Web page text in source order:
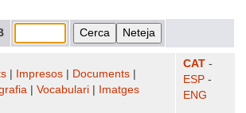
Impresos Documents
Vocabulari Imatges
CAT -
ESP -
ENG